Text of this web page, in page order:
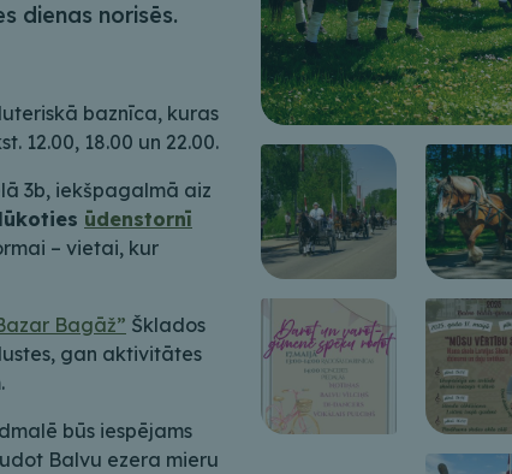
dienas norisēs.
baznīca, kuras
12.00, 18.00 un 22.00.
3b, iekšpagalmā aiz
ūdenstornī
– vietai, kur
Bagāž” Šklados
gan aktivitātes
būs iespējams
Balvu ezera mieru